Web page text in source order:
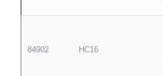
84902 HC16